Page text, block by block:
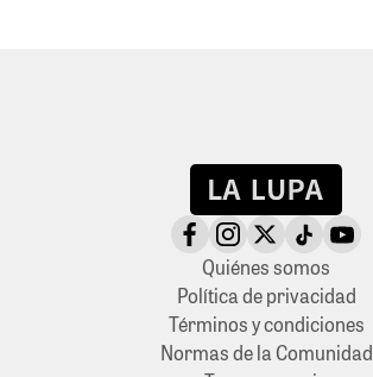
Quiénes somos
Política de privacidad
Términos y condiciones
Normas de la Comunidad